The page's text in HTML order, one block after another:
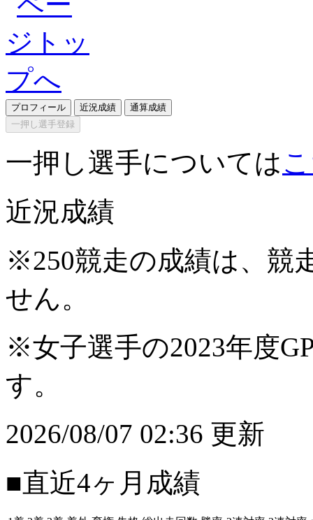
プロフィール 近況成績
通算成績
一押し選手登録
一押し選手については
近況成績
※250競走の成績は、競
せん。
※女子選手の2023年度
す。
2026/08/07 02:36 更新
■直近4ヶ月成績